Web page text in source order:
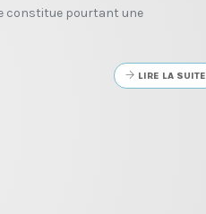
constitue pourtant une
LIRE LA SUITE